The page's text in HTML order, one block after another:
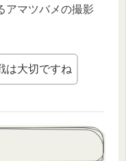
アマツバメの撮影
は大切ですね